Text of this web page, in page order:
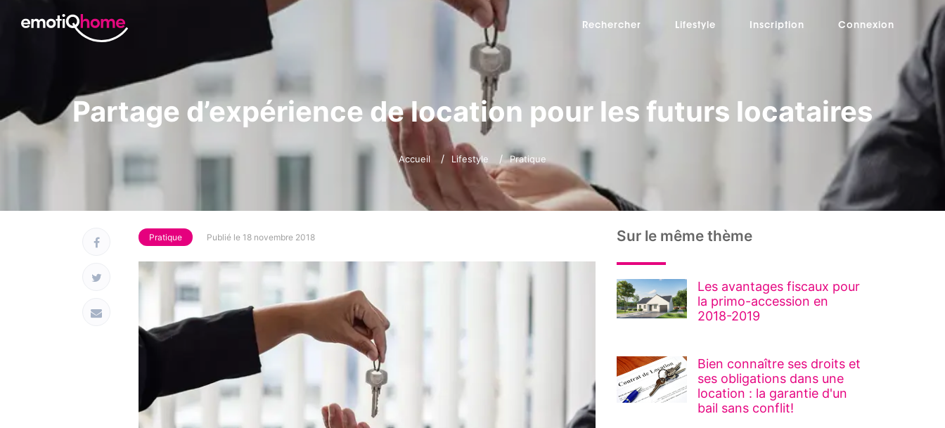
Rechercher Lifestyle Inscription Connexion
Partage d’expérience de location pour les futurs locataires
Accueil Lifestyle Pratique
Pratique Publié le 18 novembre 2018 Sur le même thème
Les avantages fiscaux pour
la primo-accession en
2018-2019
Bien connaître ses droits et
ses obligations dans une
location : la garantie d'un
bail sans conflit!